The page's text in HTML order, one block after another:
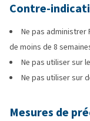
Contre-
Ne pas administrer
de moins de 8
Ne pas utiliser sur
Ne pas utiliser sur
Mesures de